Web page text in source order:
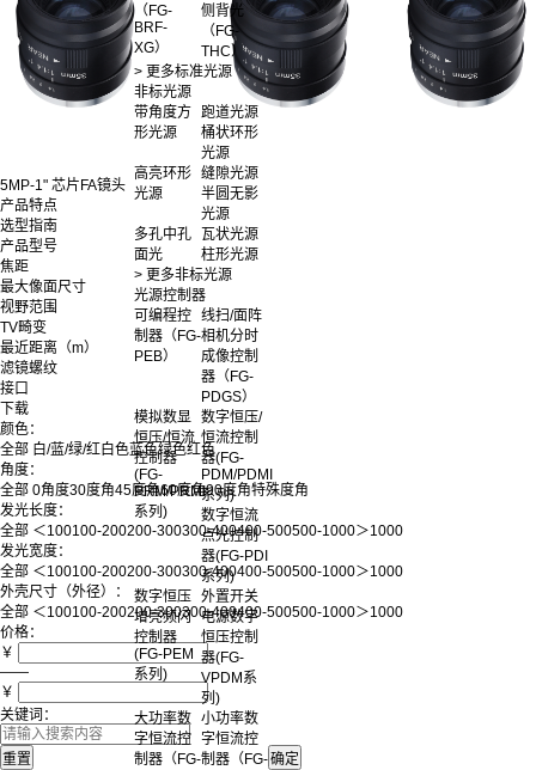
（FG-
BRF-
XG）
侧背光
（FG-
THC）
> 更多标准光源
非标光源
带角度方
形光源
跑道光源
桶状环形
光源
高亮环形
光源
缝隙光源
半圆无影
光源
多孔中孔
面光
瓦状光源
柱形光源
> 更多非标光源
光源控制器
可编程控
制器（FG-
PEB）
线扫/面阵
相机分时
成像控制
器（FG-
PDGS）
模拟数显
恒压/恒流
控制器
(FG-
PRM/PRMI
系列)
数字恒压/
恒流控制
器(FG-
PDM/PDMI
系列)
数字恒流
点光控制
器(FG-PDI
系列)
数字恒压
增亮频闪
控制器
(FG-PEM
系列)
外置开关
电源数字
恒压控制
器(FG-
VPDM系
列)
大功率数
字恒流控
制器（FG-
小功率数
字恒流控
制器（FG-
5MP-1" 芯片FA镜头
产品特点
选型指南
产品型号
焦距
最大像面尺寸
视野范围
TV畸变
最近距离（m）
滤镜螺纹
接口
下载
颜色：
全部 白/蓝/绿/红白色蓝色绿色红色
角度：
全部 0角度30度角45度角60度角90度角特殊度角
发光长度：
全部 ＜100100-200200-300300-400400-500500-1000＞1000
发光宽度：
全部 ＜100100-200200-300300-400400-500500-1000＞1000
外壳尺寸（外径）：
全部 ＜100100-200200-300300-400400-500500-1000＞1000
价格：
￥
——
￥
关键词：